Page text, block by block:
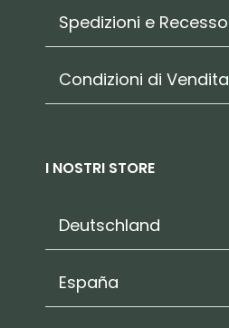
Spedizioni e Recesso
Condizioni di Vendita
I NOSTRI STORE
Deutschland
España